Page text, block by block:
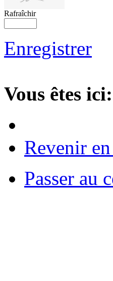
Rafraîchir
Enregistrer
Vous êtes ici:
Revenir
Passer au